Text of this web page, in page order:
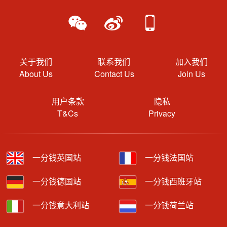
关于我们
About Us
联系我们
Contact Us
加入我们
Join Us
用户条款
T&Cs
隐私
Privacy
一分钱英国站 一分钱法国站
一分钱德国站 一分钱西班牙站
一分钱意大利站 一分钱荷兰站